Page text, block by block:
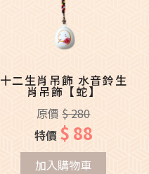
十二生肖吊飾 水音鈴生
肖吊飾【蛇】
原價 $ 280
特價 $ 88
加入購物車